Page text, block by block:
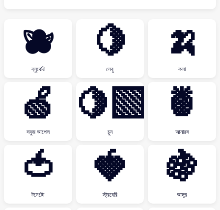
🫐
ব্লুবেরি
🍋
লেবু
🍌
কলা
🍏
সবুজ আপেল
🍋‍🟩
চুন
🍍
আনারস
🍅
টমেটো
🍓
স্ট্রবেরি
🍇
আঙ্গুর